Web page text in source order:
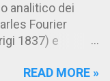
analitico dei
Fourier
1837) e
una raccolta di
READ MORE »